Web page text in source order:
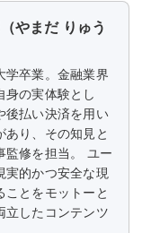
やまだ りゅう
学卒業。金融業界
身の実体験とし
後払い決済を用い
あり、その知見と
監修を担当。 ユー
実的かつ安全な現
ことをモットーと
立したコンテンツ